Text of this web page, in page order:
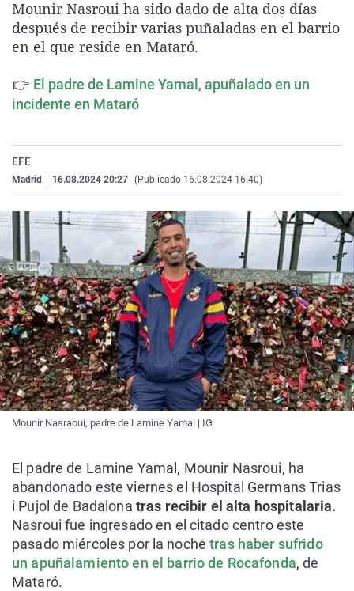
La rosa de los vientos
Caso
Extremadura
Virales
Mounir Nasroui ha sido dado de alta dos días
después de recibir varias puñaladas en el barrio
en el que reside en Mataró.
👉 El padre de Lamine Yamal, apuñalado en un
incidente en Mataró
EFE
Madrid 16.08.2024 20:27 (Publicado 16.08.2024 16:40)
Mounir Nasraoui, padre de Lamine Yamal | IG
El padre de Lamine Yamal, Mounir Nasroui, ha
abandonado este viernes el Hospital Germans Trias
i Pujol de Badalona tras recibir el alta hospitalaria.
Nasroui fue ingresado en el citado centro este
pasado miércoles por la nochetras haber sufrido
un apuñalamiento en el barrio de Rocafonda, de
Mataró.